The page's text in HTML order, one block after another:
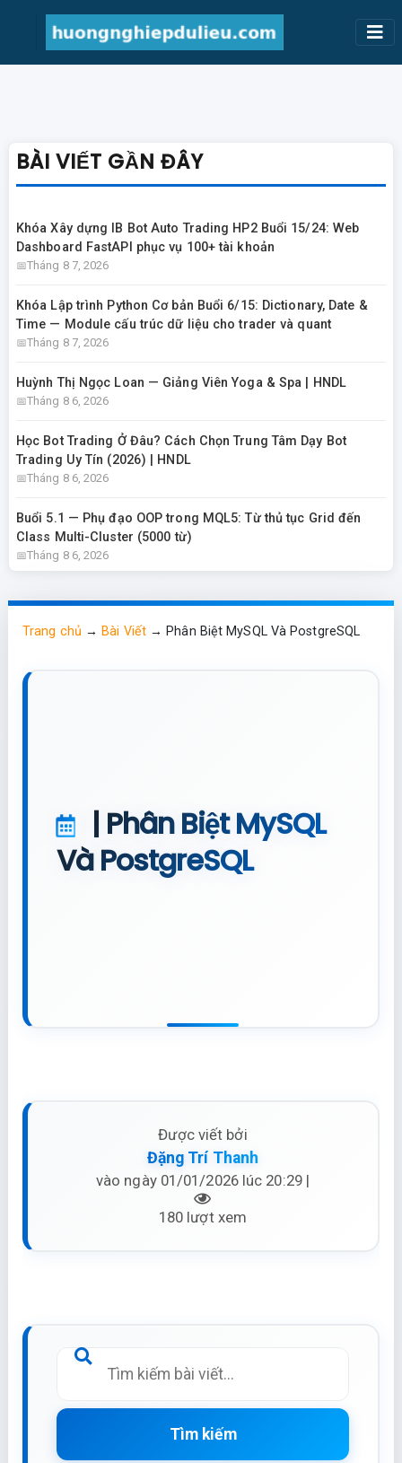
BÀI VIẾT GẦN ĐÂY
Khóa Xây dựng IB Bot Auto Trading HP2 Buổi 15/24: Web
Dashboard FastAPI phục vụ 100+ tài khoản
Tháng 8 7, 2026
Khóa Lập trình Python Cơ bản Buổi 6/15: Dictionary, Date &
Time — Module cấu trúc dữ liệu cho trader và quant
Tháng 8 7, 2026
Huỳnh Thị Ngọc Loan — Giảng Viên Yoga & Spa | HNDL
Tháng 8 6, 2026
Học Bot Trading Ở Đâu? Cách Chọn Trung Tâm Dạy Bot
Trading Uy Tín (2026) | HNDL
Tháng 8 6, 2026
Buổi 5.1 — Phụ đạo OOP trong MQL5: Từ thủ tục Grid đến
Class Multi-Cluster (5000 từ)
Tháng 8 6, 2026
Trang chủ →Bài Viết→Phân Biệt MySQL Và PostgreSQL
| Phân Biệt MySQL
Và PostgreSQL
Được viết bởi
Đặng Trí Thanh
vào ngày 01/01/2026 lúc 20:29 |
180 lượt xem
Tìm kiếm